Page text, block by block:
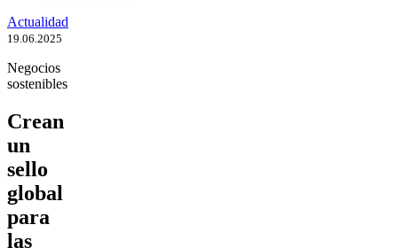
Actualidad
19.06.2025
Negocios
sostenibles
Crean
un
sello
global
para
las